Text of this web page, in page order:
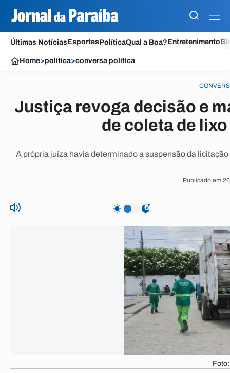
Últimas NotíciasEsportesPolíticaQual a Boa?Entretenimento
Home>política>conversa política
Justiça revoga decisão e
de coleta de
A própria juíza havia determinado a suspensão da
Publicado em